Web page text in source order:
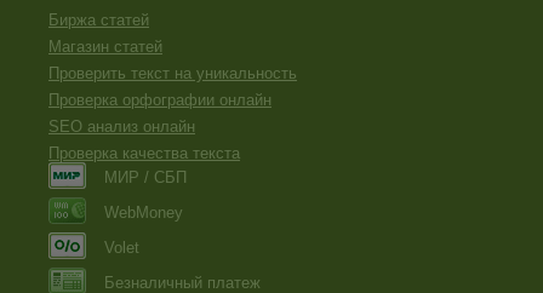
Биржа статей
Магазин статей
Проверить текст на уникальность
Проверка орфографии онлайн
SEO анализ онлайн
Проверка качества текста
МИР / СБП
WebMoney
Volet
Безналичный платеж